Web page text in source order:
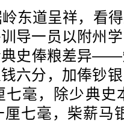
道呈祥，看得
导一员以附州
典史俸粮差异——
六分，加俸钞
七毫，除少典史
厘七毫，柴薪马